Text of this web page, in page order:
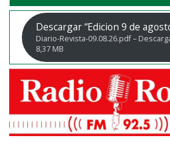
Descargar “Edicion 9 de
Diario-Revista-09.08.26.pdf –
8,37 MB